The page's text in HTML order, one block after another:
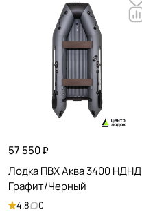
57 550 ₽
Лодка ПВХ Аква 3400 НДНД
Графит/Черный
4.8 0